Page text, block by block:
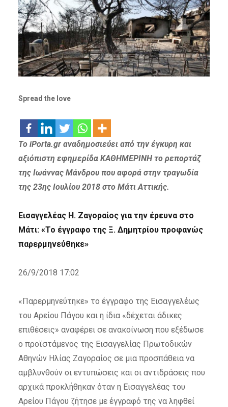
Spread the love
Το iPorta.gr αναδημοσιεύει από την έγκυρη και
αξιόπιστη εφημερίδα ΚΑΘΗΜΕΡΙΝΗ το ρεπορτάζ
της Ιωάννας Μάνδρου που αφορά στην τραγωδία
της 23ης Ιουλίου 2018 στο Μάτι Αττικής.
Εισαγγελέας Η. Ζαγοραίος για την έρευνα στο
Μάτι: «Το έγγραφο της Ξ. Δημητρίου προφανώς
παρερμηνεύθηκε»
26/9/2018 17:02
«Παρερμηνεύτηκε» το έγγραφο της Εισαγγελέως
του Αρείου Πάγου και η ίδια «δέχεται άδικες
επιθέσεις» αναφέρει σε ανακοίνωση που εξέδωσε
ο προϊστάμενος της Εισαγγελίας Πρωτοδικών
Αθηνών Ηλίας Ζαγοραίος σε μια προσπάθεια να
αμβλυνθούν οι εντυπώσεις και οι αντιδράσεις που
αρχικά προκλήθηκαν όταν η Εισαγγελέας του
Αρείου Πάγου ζήτησε με έγγραφό της να ληφθεί